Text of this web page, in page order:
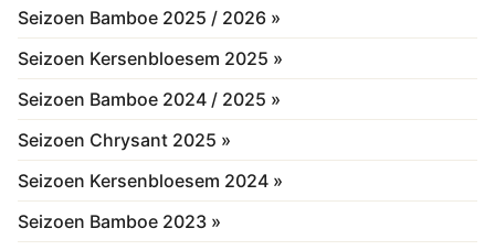
Seizoen Bamboe 2025 / 2026 »
Seizoen Kersenbloesem 2025 »
Seizoen Bamboe 2024 / 2025 »
Seizoen Chrysant 2025 »
Seizoen Kersenbloesem 2024 »
Seizoen Bamboe 2023 »